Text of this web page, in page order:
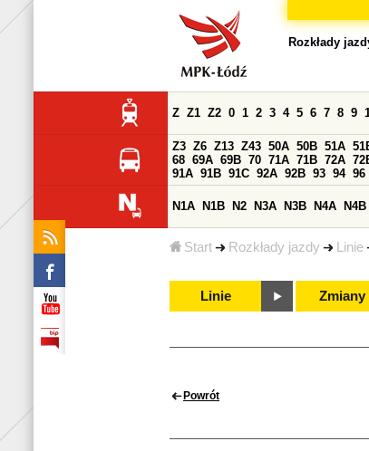
Start Rozkłady jazdy Linie
Rozkłady
Z Z1 Z2 0 1 2 3 4 5 6 7 8 9
Z3 Z6 Z13 Z43 50A 50B 51A
68 69A 69B 70 71A 71B 72A
91A 91B 91C 92A 92B 93 94 96
N1A N1B N2 N3A N3B N4A N4B
Linie Zmiany
Powrót